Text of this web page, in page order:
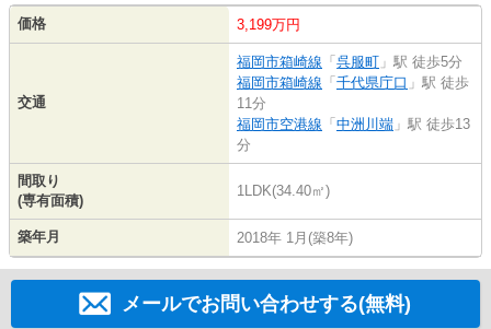
価格 3,199万円
交通
福岡市箱崎線 「 呉服町 」駅 徒歩5分
福岡市箱崎線 「 千代県庁口 」駅 徒歩
11分
福岡市空港線 「 中洲川端 」駅 徒歩13
分
間取り
(専有面積)
1LDK(34.40㎡)
築年月 2018年 1月(築8年)
メールでお問い合わせする(無料)